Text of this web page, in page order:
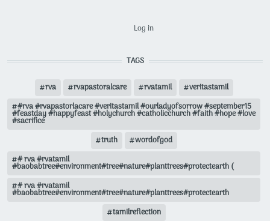
Log in
TAGS
rva rvapastoralcare rvatamil
veritastamil
#rva #rvapastorlacare #veritastamil #ourladyofsorrow #september15
#feastday #happyfeast #holychurch #catholicchurch #faith #hope #love
#sacrifice
truth
wordofgod
# rva #rvatamil
#baobabtree#environment#tree#nature#planttrees#protectearth (
# rva #rvatamil
#baobabtree#environment#tree#nature#planttrees#protectearth
tamilreflection